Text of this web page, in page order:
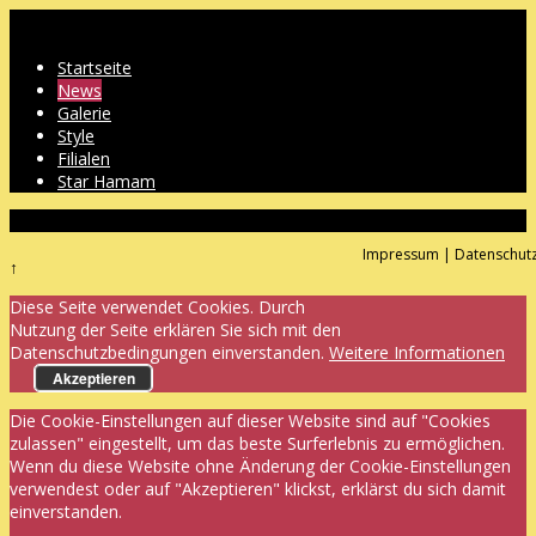
Startseite
News
Galerie
Style
Filialen
Star Hamam
Impressum |
↑
Diese Seite verwendet Cookies. Durch
Nutzung der Seite erklären Sie sich mit den
Datenschutzbedingungen einverstanden. Weitere Informationen
Akzeptieren
Die Cookie-Einstellungen auf dieser Website sind auf "Cookies
zulassen" eingestellt, um das beste Surferlebnis zu ermöglichen.
Wenn du diese Website ohne Änderung der Cookie-Einstellungen
verwendest oder auf "Akzeptieren" klickst, erklärst du sich damit
einverstanden.